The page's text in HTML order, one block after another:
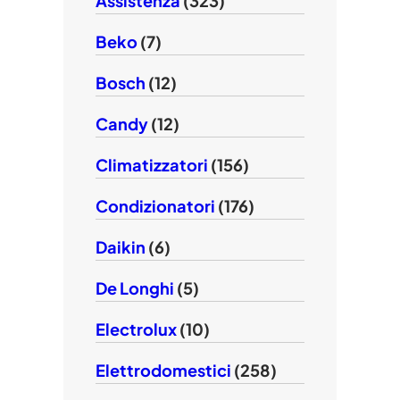
Beko(7)
Bosch (12)
Candy(12)
Climatizzatori (156)
Condizionatori (176)
Daikin (6)
De Longhi (5)
Electrolux(10)
Elettrodomestici (258)